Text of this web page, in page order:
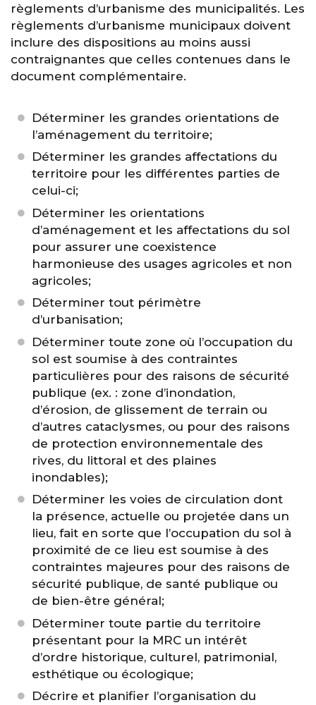
règlements d’urbanisme des municipalités. Les
règlements d’urbanisme municipaux doivent
inclure des dispositions au moins aussi
contraignantes que celles contenues dans le
document complémentaire.
Déterminer les grandes orientations de
l’aménagement du territoire;
Déterminer les grandes affectations du
territoire pour les différentes parties de
celui-ci;
Déterminer les orientations
d’aménagement et les affectations du sol
pour assurer une coexistence
harmonieuse des usages agricoles et non
agricoles;
Déterminer tout périmètre
d’urbanisation;
Déterminer toute zone où l’occupation du
sol est soumise à des contraintes
particulières pour des raisons de sécurité
publique (ex. : zone d’inondation,
d’érosion, de glissement de terrain ou
d’autres cataclysmes, ou pour des raisons
de protection environnementale des
rives, du littoral et des plaines
inondables);
Déterminer les voies de circulation dont
la présence, actuelle ou projetée dans un
lieu, fait en sorte que l’occupation du sol à
proximité de ce lieu est soumise à des
contraintes majeures pour des raisons de
sécurité publique, de santé publique ou
de bien-être général;
Déterminer toute partie du territoire
présentant pour la MRC un intérêt
d’ordre historique, culturel, patrimonial,
esthétique ou écologique;
Décrire et planifier l’organisation du